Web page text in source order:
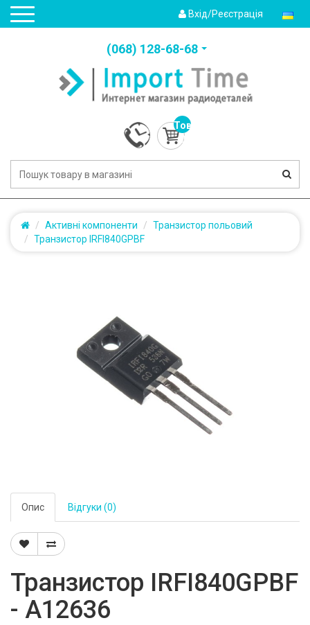
Вхід/Реєстрація
(‎068) 128-68-68
Товарів:
0
(0.0грн.)
Активні компоненти
Транзистор польовий
Транзистор IRFI840GPBF
Опис Відгуки (0)
Транзистор IRFI840GPBF
- A12636